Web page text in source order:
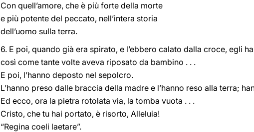
Con quell’amore, che è più forte della morte
e più potente del peccato, nell’intera storia
dell’uomo sulla terra.
6. E poi, quando già era spirato, e l’ebbero calato dalla croce, egli
così come tante volte aveva riposato da bambino . . .
E poi, l’hanno deposto nel sepolcro.
L’hanno preso dalle braccia della madre e l’hanno reso alla terra;
Ed ecco, ora la pietra rotolata via, la tomba vuota . . .
Cristo, che tu hai portato, è risorto, Alleluia!
“Regina coeli laetare”.